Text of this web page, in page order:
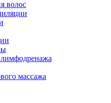
волос
массажа